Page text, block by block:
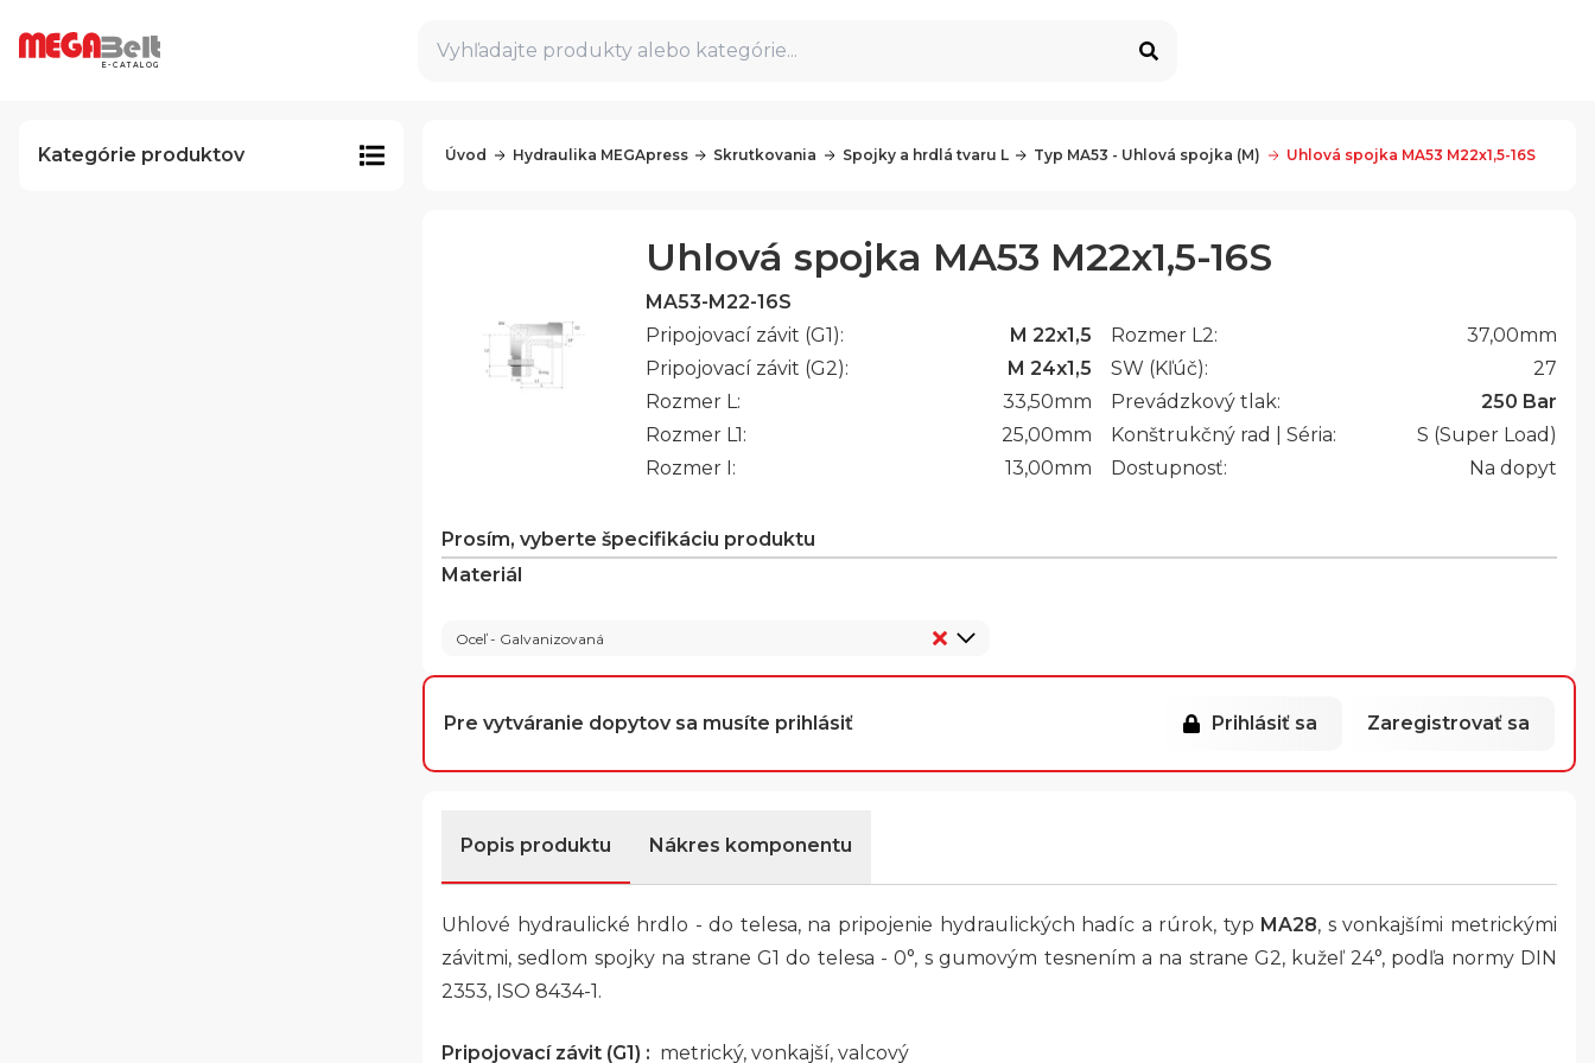
E-CATALOG
Vyhľadajte produkty alebo kategórie...
Kategórie produktov Úvod Hydraulika MEGApress Skrutkovania Spojky a hrdlá tvaru L Typ MA53 - Uhlová spojka (M) Uhlová spojka MA53 M22x1,5-16S
Uhlová spojka MA53 M22x1,5-16S
MA53-M22-16S
Pripojovací závit (G1):
M 22x1,5
Pripojovací závit (G2):
M 24x1,5
Rozmer L:
33,50mm
Rozmer L1:
25,00mm
Rozmer I:
13,00mm
Rozmer L2: 37,00mm
SW (Kľúč):
27
Prevádzkový tlak:
250 Bar
Konštrukčný rad | Séria:
S (Super Load)
Dostupnosť:
Na dopyt
Prosím, vyberte špecifikáciu produktu
Materiál
Oceľ - Galvanizovaná
Pre vytváranie dopytov sa musíte prihlásiť Prihlásiť sa Zaregistrovať sa
Popis produktu Nákres komponentu
Uhlové hydraulické hrdlo - do telesa, na pripojenie hydraulických hadíc a rúrok, typ MA28, s vonkajšími metrickými
závitmi, sedlom spojky na strane G1 do telesa - 0°, s gumovým tesnením a na strane G2, kužeľ 24°, podľa normy DIN
2353, ISO 8434-1.
Pripojovací závit (G1) : metrický, vonkajší, valcový